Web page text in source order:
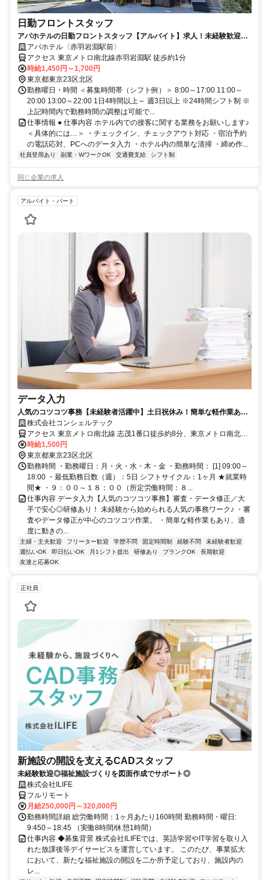
日勤フロントスタッフ
アパホテルの日勤フロントスタッフ【アルバイト】求人！未経験歓迎＆
研修充実で安心スタート
アパホテル〈赤羽岩淵駅前〉
アクセス 東京メトロ南北線赤羽岩淵駅 徒歩約1分
時給1,450円～1,700円
東京都東京23区北区
勤務曜日・時間 ＜募集時間帯（シフト例）＞ 8:00～17:00 11:00～
20:00 13:00～22:00 1日4時間以上～ 週3日以上 ※24時間シフト制 ※
上記時間内で勤務時間の調整は可能で...
仕事情報 ● 仕事内容 ホテル内での接客に関する業務をお願いします♪
＜具体的には…＞ ・チェックイン、チェックアウト対応 ・宿泊予約
の電話応対、PCへのデータ入力 ・ホテル内の簡単な清掃 ・締め作...
社員登用あり 副業・WワークOK 交通費支給 シフト制
同じ企業の求人
アルバイト・パート
データ入力
人気のコツコツ事務【未経験者活躍中】土日祝休み！簡単な軽作業あ
り！電話が苦手な方で大丈夫♪電話対応なしのもくもく作業◎
株式会社コンシェルテック
アクセス 東京メトロ南北線 志茂1番口徒歩約8分、東京メトロ南北線
王子神谷3番口徒歩約10分、ＪＲ京浜東北線 東十条北口徒歩約17分
時給1,500円
東京都東京23区北区
勤務時間 ・勤務曜日：月・火・水・木・金 ・勤務時間： [1] 09:00～
18:00 ・最低勤務日数（週）：5日 シフトサイクル：1ヶ月 ★就業時
間★ ・９：００～１８：００（所定労働時間：８...
仕事内容 データ入力【人気のコツコツ事務】審査・データ修正／大
手で安心◎研修あり！ 未経験から始められる人気の事務ワーク♪ ・審
査やデータ修正が中心のコツコツ作業。 ・簡単な軽作業もあり、適
度に動きの...
主婦・主夫歓迎 フリーター歓迎 学歴不問 固定時間制 経験不問
未経験者歓迎
週払いOK
即日払いOK 月1シフト提出 研修あり ブランクOK
長期歓迎
友達と応募OK
正社員
新施設の開設を支えるCADスタッフ
未経験歓迎◎福祉施設づくりを図面作成でサポート◎
株式会社ILIFE
フルリモート
月給250,000円～320,000円
勤務時間詳細 総労働時間：1ヶ月あたり160時間 勤務時間・曜日:
9:450～18:45 （実働8時間/休憩1時間）
仕事内容 ◆募集背景 株式会社ILIFEでは、英語学習やIT学習を取り入
れた放課後等デイサービスを運営しています。 このたび、事業拡大
において、新たな福祉施設の開設を二か所予定しており、施設内の
レ...